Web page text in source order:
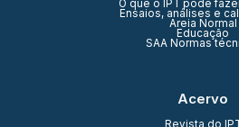
O que o IPT pode
Ensaios, análises e
Areia Normal
Educação
SAA Normas
Acervo
Revista do